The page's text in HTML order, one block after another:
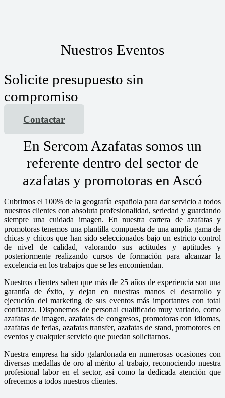
Nuestros Eventos
Solicite presupuesto sin
compromiso
Contactar
En Sercom Azafatas somos un
referente dentro del sector de
azafatas y promotoras en Ascó
Cubrimos el 100% de la geografía española para dar servicio a todos
nuestros clientes con absoluta profesionalidad, seriedad y guardando
siempre una cuidada imagen. En nuestra cartera de azafatas y
promotoras tenemos una plantilla compuesta de una amplia gama de
chicas y chicos que han sido seleccionados bajo un estricto control
de nivel de calidad, valorando sus actitudes y aptitudes y
posteriormente realizando cursos de formación para alcanzar la
excelencia en los trabajos que se les encomiendan.
Nuestros clientes saben que más de 25 años de experiencia son una
garantía de éxito, y dejan en nuestras manos el desarrollo y
ejecución del marketing de sus eventos más importantes con total
confianza. Disponemos de personal cualificado muy variado, como
azafatas de imagen, azafatas de congresos, promotoras con idiomas,
azafatas de ferias, azafatas transfer, azafatas de stand, promotores en
eventos y cualquier servicio que puedan solicitarnos.
Nuestra empresa ha sido galardonada en numerosas ocasiones con
diversas medallas de oro al mérito al trabajo, reconociendo nuestra
profesional labor en el sector, así como la dedicada atención que
ofrecemos a todos nuestros clientes.